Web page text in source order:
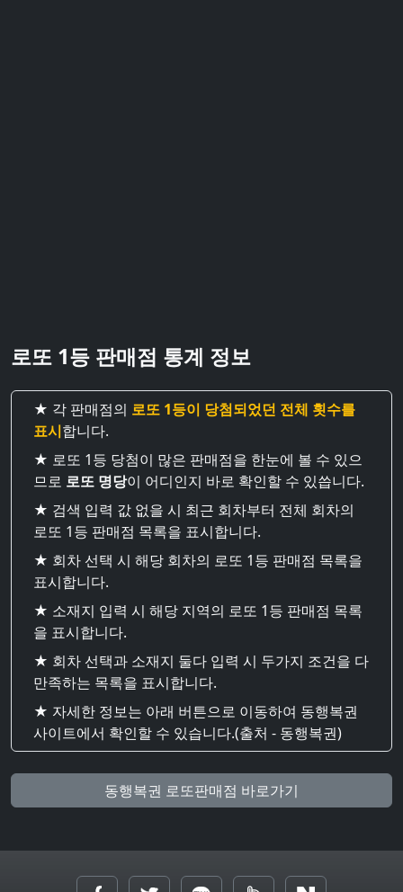
로또 1등 판매점 통계 정보
★ 각 판매점의 로또 1등이 당첨되었던 전체 횟수를
표시합니다.
★ 로또 1등 당첨이 많은 판매점을 한눈에 볼 수 있으
므로 로또 명당이 어디인지 바로 확인할 수 있씁니다.
★ 검색 입력 값 없을 시 최근 회차부터 전체 회차의
로또 1등 판매점 목록을 표시합니다.
★ 회차 선택 시 해당 회차의 로또 1등 판매점 목록을
표시합니다.
★ 소재지 입력 시 해당 지역의 로또 1등 판매점 목록
을 표시합니다.
★ 회차 선택과 소재지 둘다 입력 시 두가지 조건을 다
만족하는 목록을 표시합니다.
★ 자세한 정보는 아래 버튼으로 이동하여 동행복권
사이트에서 확인할 수 있습니다.(출처 - 동행복권)
동행복권 로또판매점 바로가기